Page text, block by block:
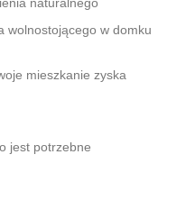
wolnostojącego w domku
mieszkanie zyska
jest potrzebne